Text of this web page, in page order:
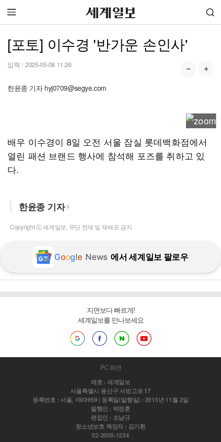
[포토] 이수경 '반가운 손인사'
입력 : 2025-05-08 11:26
한윤종 기자 hyj0709@segye.com
배우 이수경이 8일 오전 서울 잠실 롯데백화점에서
열린 패션 브랜드 행사에 참석해 포즈를 취하고 있
다.
한윤종 기자
Copyright ⓒ 세계일보. 무단 전재 및 재배포 금지
Google News 에서 세계일보 팔로우
지면보다 빠르게!
세계일보를 만나보세요
PC 화면
제호 : 세계일보
서울특별시 용산구 서빙고로 17
등록번호 : 서울, 아03959 | 등록일(발행일) : 2015년 11월 2일
발행인 : 박정훈
편집인 : 조남규
청소년보호 책임자 : 김기환
02-2000-1234